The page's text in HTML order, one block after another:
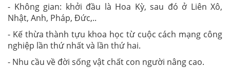
- Không gian: khởi đầu là Hoa Kỳ, sau đó ở Liên Xô,
Nhật, Anh, Pháp, Đức,..
- Kế thừa thành tựu khoa học từ cuộc cách mạng công
nghiệp lần thứ nhất và lần thứ hai.
- Nhu cầu về đời sống vật chất con người nâng cao.